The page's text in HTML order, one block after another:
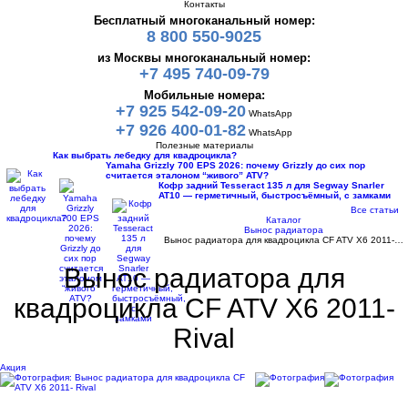
Контакты
Бесплатный многоканальный номер:
8 800 550-9025
из Москвы многоканальный номер:
+7 495 740-09-79
Мобильные номера:
+7 925 542-09-20 WhatsApp
+7 926 400-01-82 WhatsApp
Полезные материалы
Как выбрать лебедку для квадроцикла?
Yamaha Grizzly 700 EPS 2026: почему Grizzly до сих пор
считается эталоном “живого” ATV?
Кофр задний Tesseract 135 л для Segway Snarler
AT10 — герметичный, быстросъёмный, с замками
Все статьи
Каталог
Вынос радиатора
Вынос радиатора для квадроцикла CF ATV X6 2011-…
Вынос радиатора для
квадроцикла CF ATV X6 2011-
Rival
Акция